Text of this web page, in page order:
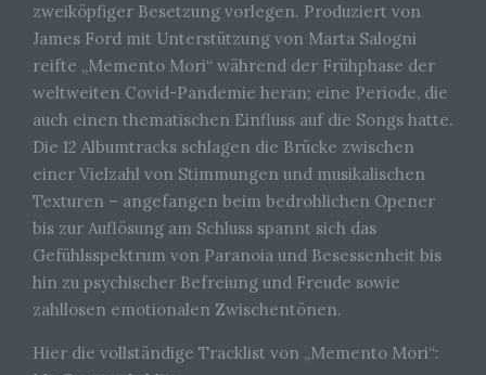
zweiköpfiger Besetzung vorlegen. Produziert von
James Ford mit Unterstützung von Marta Salogni
reifte „Memento Mori“ während der Frühphase der
weltweiten Covid-Pandemie heran; eine Periode, die
auch einen thematischen Einfluss auf die Songs hatte.
Die 12 Albumtracks schlagen die Brücke zwischen
einer Vielzahl von Stimmungen und musikalischen
Texturen – angefangen beim bedrohlichen Opener
bis zur Auflösung am Schluss spannt sich das
Gefühlsspektrum von Paranoia und Besessenheit bis
hin zu psychischer Befreiung und Freude sowie
zahllosen emotionalen Zwischentönen.
Hier die vollständige Tracklist von „Memento Mori“: